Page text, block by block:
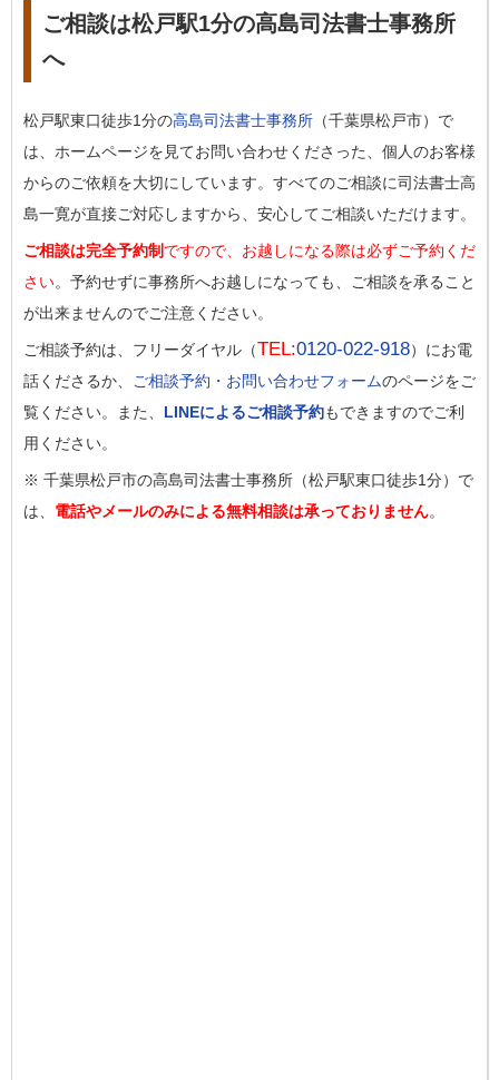
ご相談は松戸駅1分の高島司法書士事務所
へ
松戸駅東口徒歩1分の高島司法書士事務所 （千葉県松戸市）で
は、ホームページを見てお問い合わせくださった、個人のお客様
からのご依頼を大切にしています。すべてのご相談に司法書士高
島一寛が直接ご対応しますから、安心してご相談いただけます。
ご相談は完全予約制 ですので、お越しになる際は必ずご予約くだ
さい。予約せずに事務所へお越しになっても、ご相談を承ること
が出来ませんのでご注意ください。
ご相談予約は、フリーダイヤル（TEL:0120-022-918）にお電
話くださるか、
ご相談予約・お問い合わせフォームのページをご
覧ください。また、 LINEによるご相談予約もできますのでご利
用ください。
※ 千葉県松戸市の高島司法書士事務所（松戸駅東口徒歩1分）で
は、 電話やメールのみによる無料相談は承っておりません。